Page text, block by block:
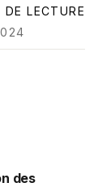
DE LECTURE
des